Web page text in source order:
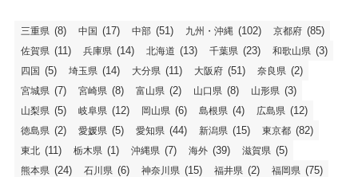
三重県 (8) 中国 (17) 中部 (51) 九州・沖縄 (102) 京都府 (85)
佐賀県 (11) 兵庫県 (14) 北海道 (13) 千葉県 (23) 和歌山県 (3)
四国 (5) 埼玉県 (14) 大分県 (11) 大阪府 (51) 奈良県 (2)
宮城県 (7) 宮崎県 (8) 富山県 (2) 山口県 (8) 山形県 (3)
山梨県 (5) 岐阜県 (12) 岡山県 (6) 島根県 (4) 広島県 (12)
徳島県 (2) 愛媛県 (5) 愛知県 (44) 新潟県 (15) 東京都 (82)
東北 (11) 栃木県 (1) 沖縄県 (7) 海外 (39) 滋賀県 (5)
熊本県 (24) 石川県 (6) 神奈川県 (15) 福井県 (2) 福岡県 (75)